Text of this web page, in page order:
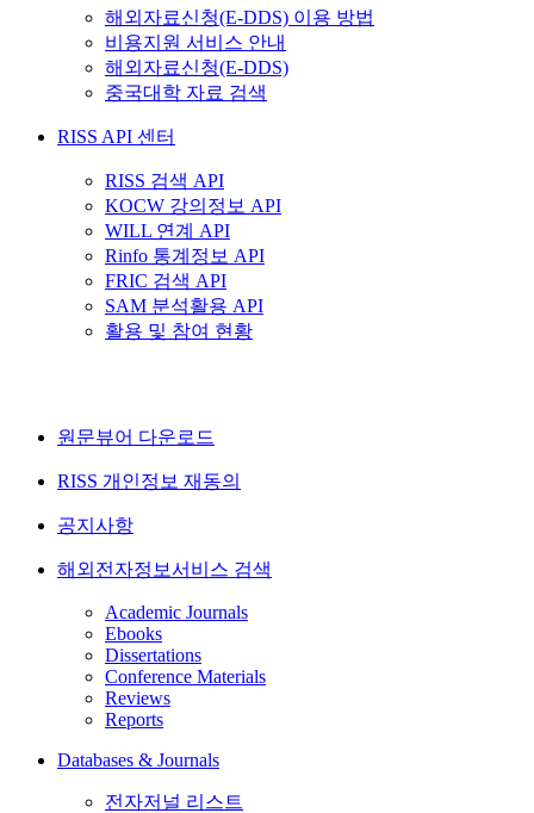
해외자료신청(E-DDS) 이용 방법
비용지원 서비스 안내
해외자료신청(E-DDS)
중국대학 자료 검색
RISS API 센터
RISS 검색 API
KOCW 강의정보 API
WILL 연계 API
Rinfo 통계정보 API
FRIC 검색 API
SAM 분석활용 API
활용 및 참여 현황
원문뷰어 다운로드
RISS 개인정보 재동의
공지사항
해외전자정보서비스 검색
Academic Journals
Ebooks
Dissertations
Conference Materials
Reviews
Reports
Databases & Journals
전자저널 리스트